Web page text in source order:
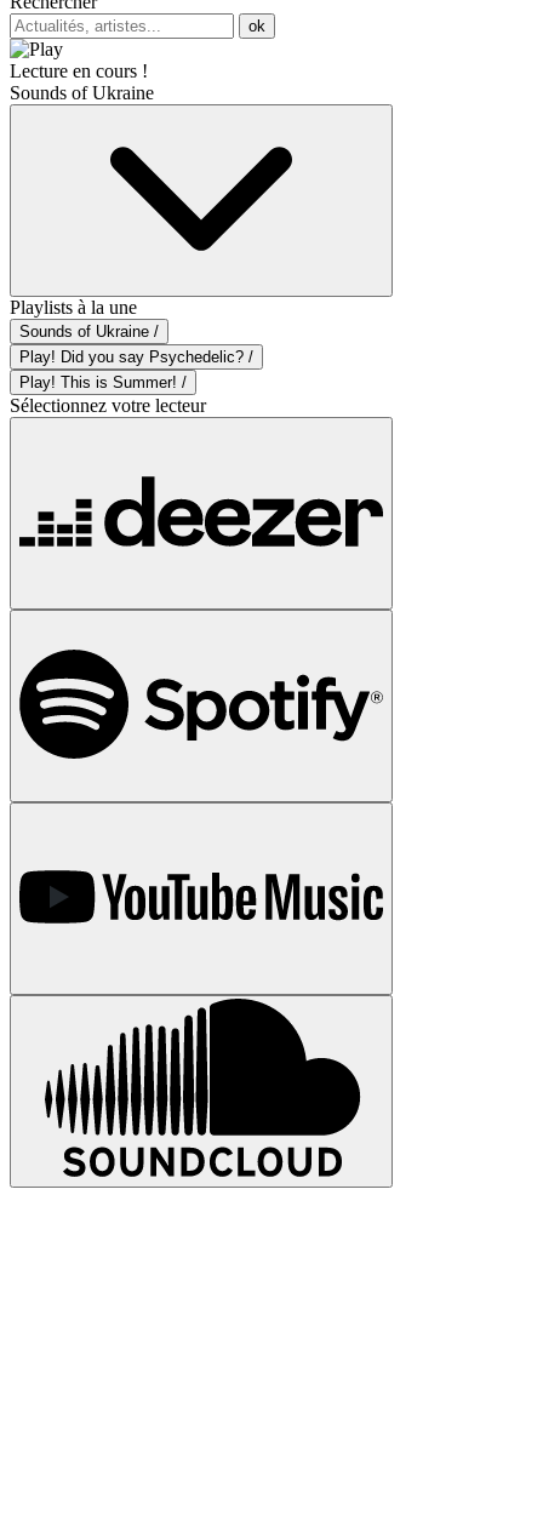
ok
Lecture en cours !
Sounds of Ukraine
Playlists à la une
Sounds of Ukraine /
Play! Did you say Psychedelic? /
Play! This is Summer! /
Sélectionnez votre lecteur